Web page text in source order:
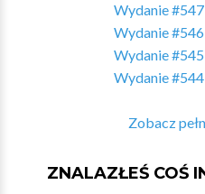
Wydanie
Wydanie
Wydanie
Wydanie
Zobacz
ZNALAZŁEŚ COŚ